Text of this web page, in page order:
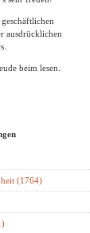
ausdrücklichen
beim lesen.
(1764)